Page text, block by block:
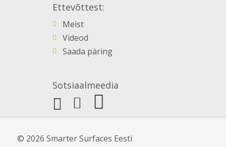
Ettevõttest:
Meist
Videod
Saada päring
Sotsiaalmeedia
© 2026 Smarter Surfaces Eesti